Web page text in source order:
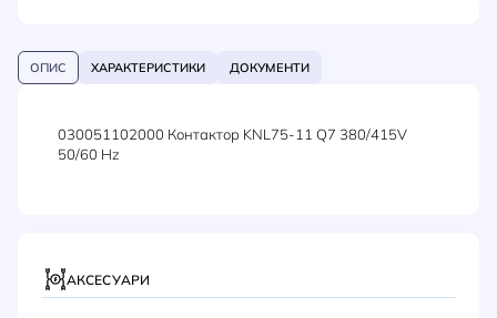
ОПИС ХАРАКТЕРИСТИКИ ДОКУМЕНТИ
030051102000 Контактор KNL75-11 Q7 380/415V
50/60 Hz
АКСЕСУАРИ